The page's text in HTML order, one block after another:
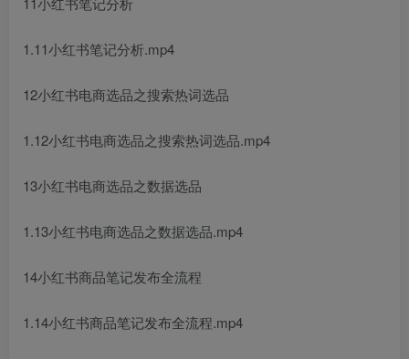
1.11小红书笔记分析.mp4
12小红书电商选品之搜索热词选品
1.12小红书电商选品之搜索热词选品.mp4
13小红书电商选品之数据选品
1.13小红书电商选品之数据选品.mp4
14小红书商品笔记发布全流程
1.14小红书商品笔记发布全流程.mp4